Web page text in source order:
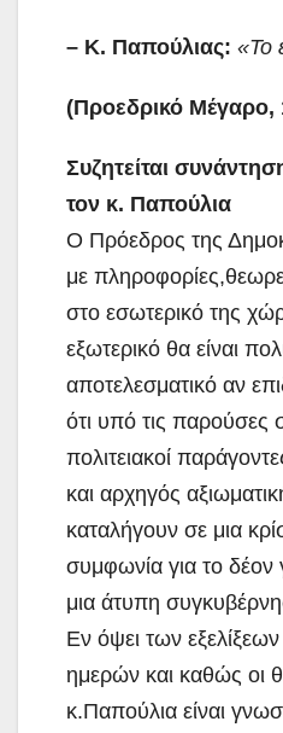
– Κ. Παπούλιας: «Το
(Προεδρικό Μέγαρο,
Συζητείται
τον κ. Παπούλια
Ο Πρόεδρος της
με
στο εσωτερικό της
εξωτερικό θα είναι
αποτελεσματικό αν
ότι υπό τις παρούσες
πολιτειακοί
και αρχηγός
καταλήγουν σε μια
συμφωνία για το δέον
μια άτυπη
Εν όψει των
ημερών και καθώς οι
κ.Παπούλια είναι